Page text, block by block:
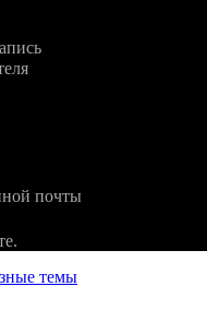
почты
темы